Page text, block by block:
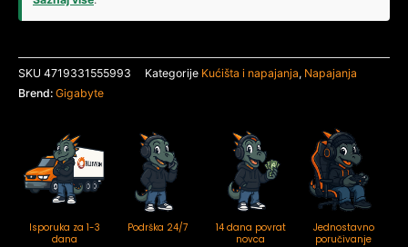
količina
SKU 4719331555993 Kategorije Kućišta i napajanja, Napajanja
Brend: Gigabyte
Isporuka za 1-3
dana
Podrška 24/7
14 dana povrat
novca
Jednostavno
poručivanje